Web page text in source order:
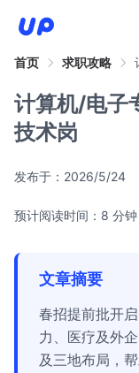
首页 求职攻略
计算机/电子
技术岗
发布于： 2026/5/24
预计阅读时间：8 分钟
文章摘要
春招提前批开
力、医疗及外
及三地布局，